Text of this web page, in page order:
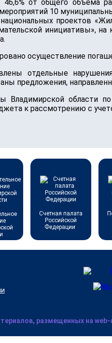
46,6% от общего объема
10
проектов
инициативы»,
осуществление
отдельные
предложения,
Владимирской области
к рассмотрению с
Счетная палата
Российской
Федерации
размещенных на